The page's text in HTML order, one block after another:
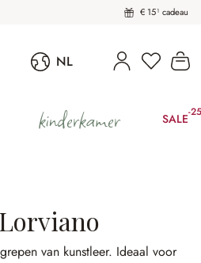
€ 15¹ cadeau
NL U heeft
kinderkamer SALE-
van kunstleer. Ideaal voor